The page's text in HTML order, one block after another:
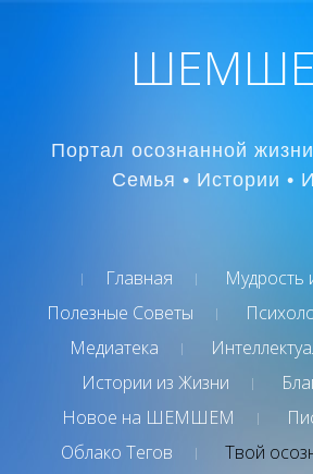
Портал осознанной
Семья • Истории •
Главная
Мудрость
Полезные Советы
Медиатека
Истории из Жизни
Новое на ШЕМШЕМ
Облако Тегов
Твой